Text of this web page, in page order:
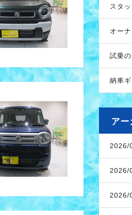
スタ
オー
試乗
納車
アー
2026/
2026/
2026/